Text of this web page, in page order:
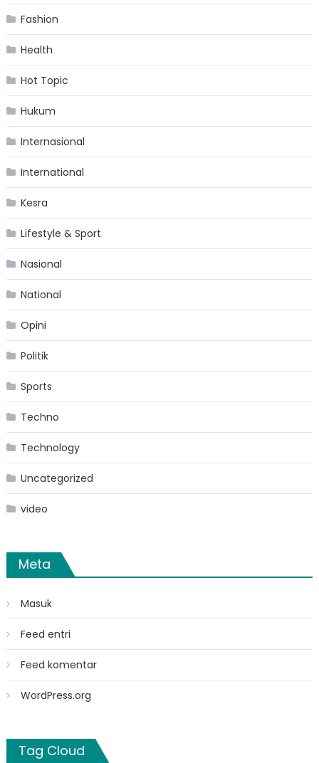
Fashion
Health
Hot Topic
Hukum
Internasional
International
Kesra
Lifestyle & Sport
Nasional
National
Opini
Politik
Sports
Techno
Technology
Uncategorized
video
Meta
Masuk
Feed entri
Feed komentar
WordPress.org
Tag Cloud